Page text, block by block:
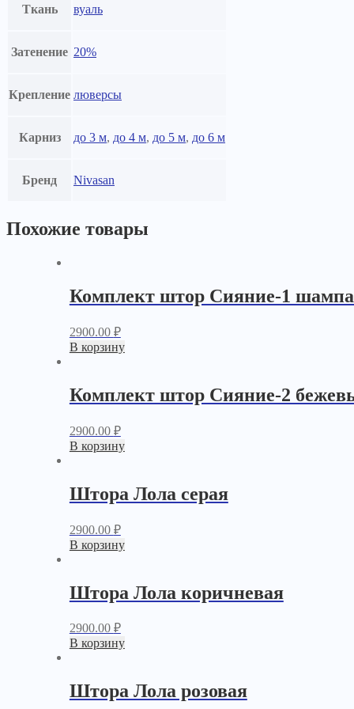
Ткань вуаль
Затенение 20%
Крепление люверсы
Карниз до 3 м, до 4 м, до 5 м, до 6 м
Бренд Nivasan
Похожие товары
Комплект штор Сияние-1
2900.00 ₽
В корзину
Комплект штор Сияние-2
2900.00 ₽
В корзину
Штора Лола серая
2900.00 ₽
В корзину
Штора Лола коричневая
2900.00 ₽
В корзину
Штора Лола розовая